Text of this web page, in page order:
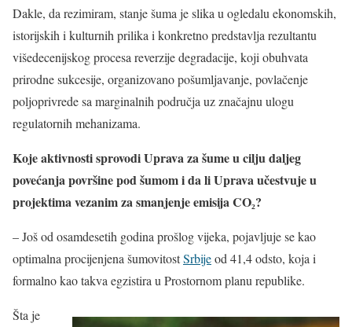
Dakle, da rezimiram, stanje šuma je slika u ogledalu ekonomskih,
istorijskih i kulturnih prilika i konkretno predstavlja rezultantu
višedecenijskog procesa reverzije degradacije, koji obuhvata
prirodne sukcesije, organizovano pošumljavanje, povlačenje
poljoprivrede sa marginalnih područja uz značajnu ulogu
regulatornih mehanizama.
Koje aktivnosti sprovodi Uprava za šume u cilju daljeg
povećanja površine pod šumom i da li Uprava učestvuje u
projektima vezanim za smanjenje emisija CO₂?
– Još od osamdesetih godina prošlog vijeka, pojavljuje se kao
optimalna procijenjena šumovitostSrbijeod 41,4 odsto, koja i
formalno kao takva egzistira u Prostornom planu republike.
Šta je